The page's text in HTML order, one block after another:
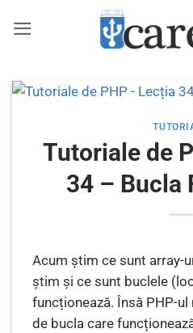
Tutoriale de
34 – Bucla
Acum știm ce sunt array-
știm și ce sunt buclele
funcționează. Însă PHP-
de bucla care